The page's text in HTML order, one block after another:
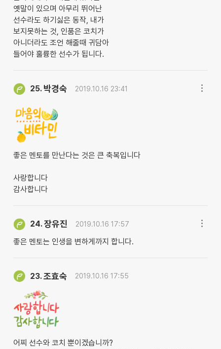
옛말이 있으며 아무리 뛰어난
선수라도 하기싫은 동작, 내가
보지못하는 것, 인품은 코치가
아니더라도 조언 해줄때 귀담아
들어야 훌륭한 선수가 됩니다.
25. 박경숙 2019.10.16 23:41
좋은 멘토를 만난다는 것은 큰 축복입니다
사랑합니다
감사합니다
24.장유진 2019.10.16 17:57
좋은 멘토는 인생을 변하게까지 합니다.
23.조효숙 2019.10.16 17:55
어찌 선수와 코치 뿐이겠습니까?